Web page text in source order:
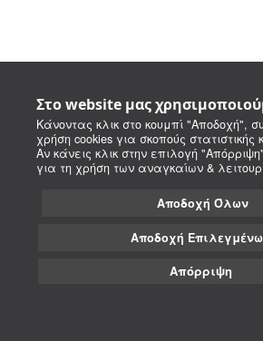
Στο website μας
Κάνοντας κλικ στο κουμπί "Αποδοχή",
χρήση cookies για σκοπούς στατιστικής
Αν κάνεις κλικ στην επιλογή
για τη χρήση των αναγκαίων &
Αποδοχή Όλων
Αποδοχή
Απόρριψη